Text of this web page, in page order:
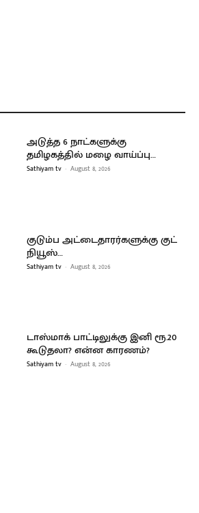
அடுத்த 6 நாட்களுக்கு
தமிழகத்தில் மழை வாய்ப்பு…
Sathiyam tv - August 8, 2026
குடும்ப அட்டைதாரர்களுக்கு குட்
நியூஸ்…
Sathiyam tv - August 8, 2026
டாஸ்மாக் பாட்டிலுக்கு இனி ரூ.20
கூடுதலா? என்ன காரணம்?
Sathiyam tv - August 8, 2026